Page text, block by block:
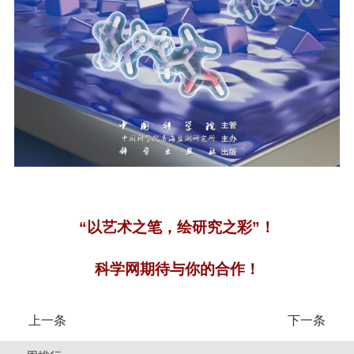
“以艺术之笔，绘研究之彩”！
科学网期待与你的合作！
上一条 下一条